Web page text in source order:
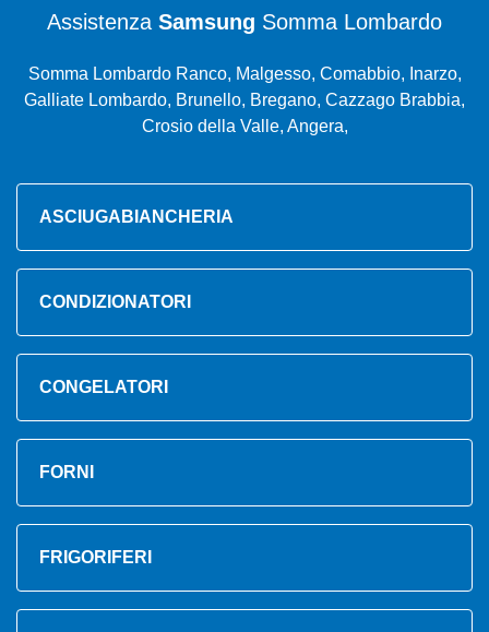
Assistenza Samsung Somma Lombardo
Somma Lombardo Ranco, Malgesso, Comabbio, Inarzo,
Galliate Lombardo, Brunello, Bregano, Cazzago Brabbia,
Crosio della Valle, Angera,
ASCIUGABIANCHERIA
CONDIZIONATORI
CONGELATORI
FORNI
FRIGORIFERI